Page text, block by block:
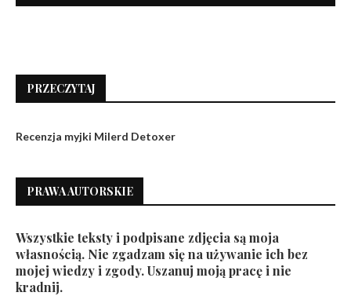
PRZECZYTAJ
Recenzja myjki Milerd Detoxer
PRAWA AUTORSKIE
Wszystkie teksty i podpisane zdjęcia są moja
własnością. Nie zgadzam się na używanie ich bez
mojej wiedzy i zgody. Uszanuj moją pracę i nie
kradnij.